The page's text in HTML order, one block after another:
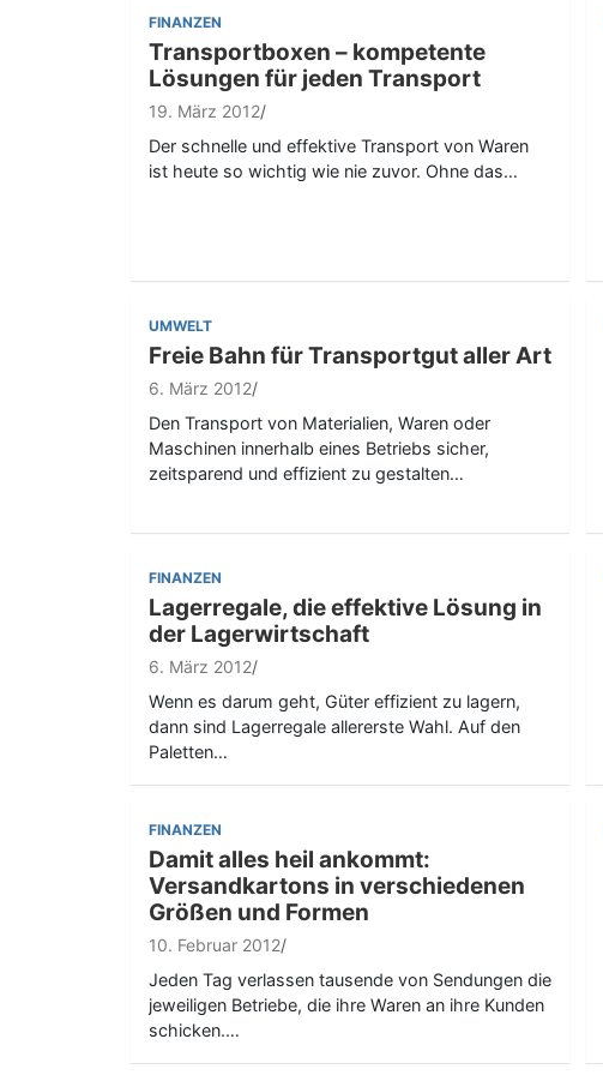
FINANZEN
Transportboxen – kompetente
Lösungen für jeden Transport
19. März 2012
Der schnelle und effektive Transport von Waren
ist heute so wichtig wie nie zuvor. Ohne das…
UMWELT
Freie Bahn für Transportgut aller Art
6. März 2012
Den Transport von Materialien, Waren oder
Maschinen innerhalb eines Betriebs sicher,
zeitsparend und effizient zu gestalten…
FINANZEN
Lagerregale, die effektive Lösung in
der Lagerwirtschaft
6. März 2012
Wenn es darum geht, Güter effizient zu lagern,
dann sind Lagerregale allererste Wahl. Auf den
Paletten…
FINANZEN
Damit alles heil ankommt:
Versandkartons in verschiedenen
Größen und Formen
10. Februar 2012
Jeden Tag verlassen tausende von Sendungen die
jeweiligen Betriebe, die ihre Waren an ihre Kunden
schicken.…